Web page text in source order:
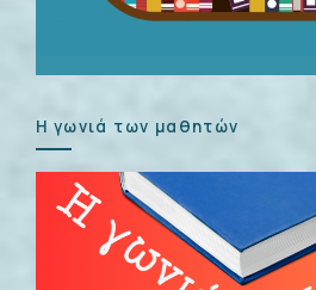
Η γωνιά των μαθητών